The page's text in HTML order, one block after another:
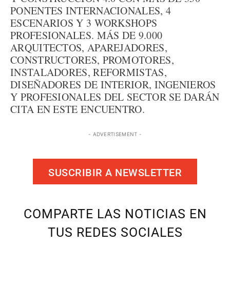
PONENTES INTERNACIONALES, 4
ESCENARIOS Y 3 WORKSHOPS
PROFESIONALES. MÁS DE 9.000
ARQUITECTOS, APAREJADORES,
CONSTRUCTORES, PROMOTORES,
INSTALADORES, REFORMISTAS,
DISEÑADORES DE INTERIOR, INGENIEROS
Y PROFESIONALES DEL SECTOR SE DARÁN
CITA EN ESTE ENCUENTRO.
- ADVERTISEMENT -
SUSCRIBIR A NEWSLETTER
COMPARTE LAS NOTICIAS EN
TUS REDES SOCIALES